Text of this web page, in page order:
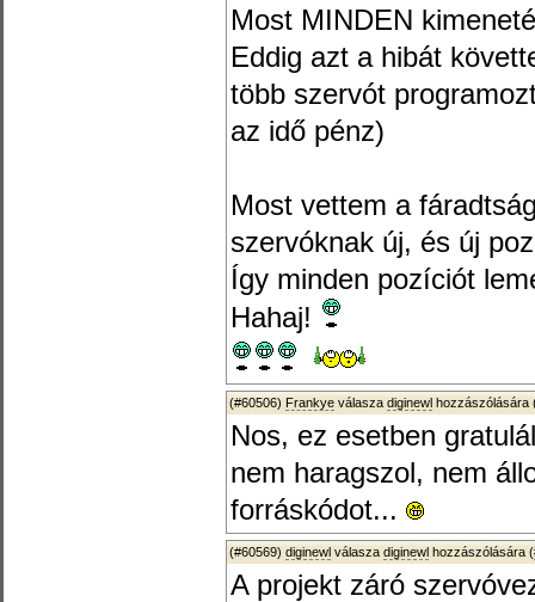
Most MINDEN
Eddig azt a hibát
több szervót
az idő pénz)
Most vettem a
szervóknak új, és új
Így minden pozíciót
Hahaj!
(#60506) Frankye válasza diginewl hozzászólására
Nos, ez esetben
nem haragszol, nem
forráskódot...
(#60569) diginewl válasza diginewl hozzászólására (
A projekt záró